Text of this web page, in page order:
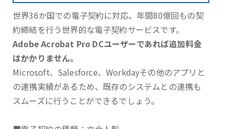
世界36か国での電子契約に対応、年間80億回もの契
約締結を行う世界的な電子契約サービスです。
Adobe Acrobat Pro DCユーザーであれば追加料金
はかかりません。
Microsoft、Salesforce、Workdayその他のアプリと
の連携実績があるため、既存のシステムとの連携も
スムーズに行うことができるでしょう。